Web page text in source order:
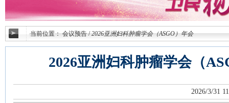
当前位置：会议预告 / 2026亚洲妇科肿瘤学会（ASGO）年会
2026亚洲妇科肿瘤学会（
2026/3/31